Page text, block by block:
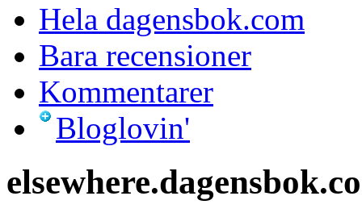
Hela dagensbok.com
Bara recensioner
Kommentarer
Bloglovin'